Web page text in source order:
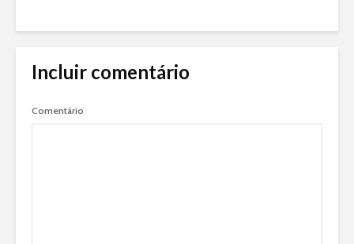
Incluir comentário
Comentário